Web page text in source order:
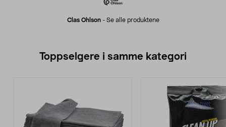
Clas Ohlson- Se alle produktene
Toppselgere i samme kategori